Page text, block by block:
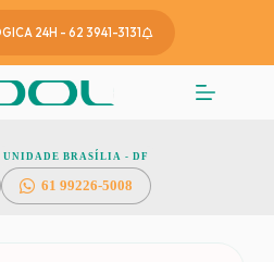
24H - 62 3941-3131
UNIDADE BRASÍLIA - DF
61 99226-5008